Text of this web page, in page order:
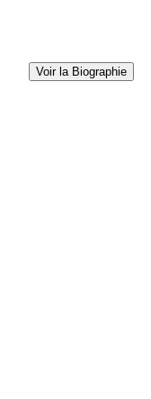
Voir la Biographie